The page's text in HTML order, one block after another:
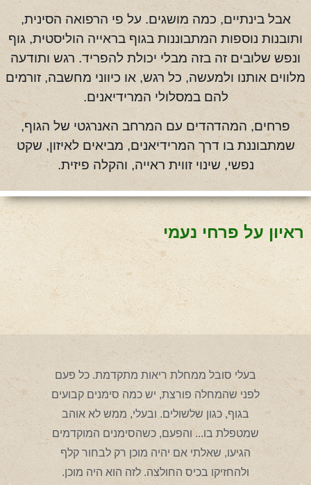
אבל בינתיים, כמה מושגים. על פי הרפואה הסינית,
ותובנות נוספות המתבוננות בגוף בראייה הוליסטית, גוף
ונפש שלובים זה בזה מבלי יכולת להפריד. רגש ותודעה
מלווים אותנו ולמעשה, כל רגש, או כיווני מחשבה, זורמים
להם במסלולי המרידיאנים.
פרחים, המהדהדים עם המרחב האנרגטי של הגוף,
שמתבוננת בו דרך המרידיאנים, מביאים לאיזון, שקט
נפשי, שינוי זווית ראייה, והקלה פיזית.
ראיון על פרחי נעמי
בעלי סובל ממחלת ריאות מתקדמת. כל פעם
לפני שהמחלה פורצת, יש כמה סימנים קבועים
בגוף, כגון שלשולים. ובעלי, ממש לא אוהב
שמטפלת בו... והפעם, כשהסימנים המוקדמים
הגיעו, שאלתי אם יהיה מוכן רק לבחור קלף
ולהחזיקו בכיס החולצה. לזה הוא היה מוכן.